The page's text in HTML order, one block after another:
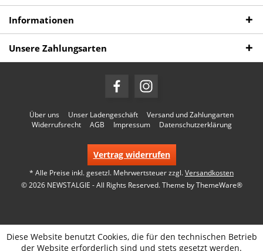
Informationen
Unsere Zahlungsarten
Über uns Unser Ladengeschäft
Versand und Zahlungarten
Widerrufsrecht
AGB Impressum Datenschutzerklärung
Vertrag widerrufen
* Alle Preise inkl. gesetzl. Mehrwertsteuer zzgl.Versandkosten
© 2026 NEWSTALGIE - All Rights Reserved. Theme byThemeWare®
Diese Website benutzt Cookies, die für den technischen Betrieb
der Website erforderlich sind und stets gesetzt werden.